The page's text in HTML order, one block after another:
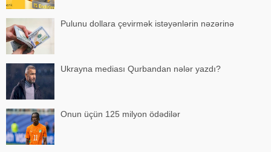
Pulunu dollara çevirmək istəyənlərin nəzərinə
Ukrayna mediası Qurbandan nələr yazdı?
Onun üçün 125 milyon ödədilər